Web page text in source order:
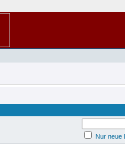
Nur neue